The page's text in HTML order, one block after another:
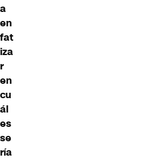
a
en
fat
iza
r
en
cu
ál
es
se
ría